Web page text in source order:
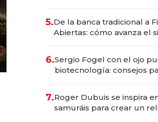
5.De la banca tradicional a
Abiertas: cómo avanza el
6.Sergio Fogel con el ojo
biotecnología: consejos
7.Roger Dubuis se inspira
samuráis para crear un